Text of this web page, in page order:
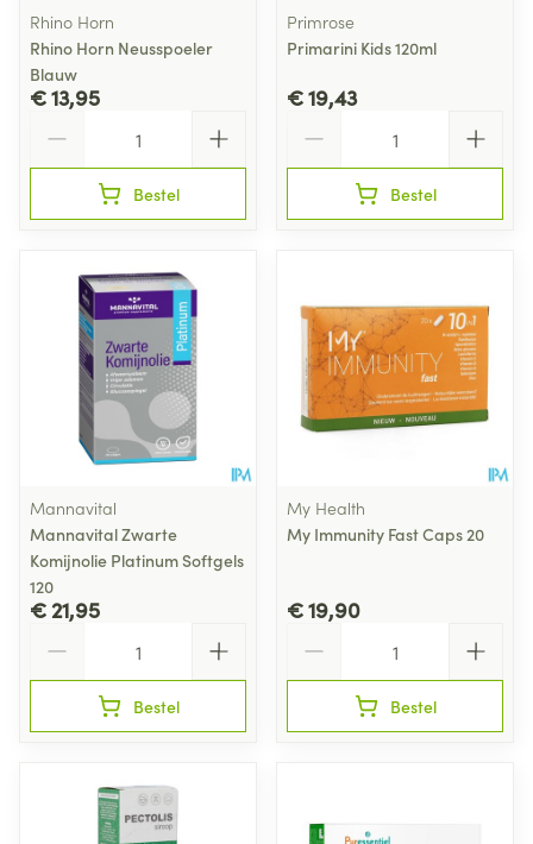
Rhino Horn
Rhino Horn Neusspoeler
Blauw
€ 13,95
Bestel
Primrose
Primarini Kids 120ml
€ 19,43
Bestel
Mannavital
Mannavital Zwarte
Komijnolie Platinum Softgels
120
€ 21,95
Bestel
My Health
My Immunity Fast Caps 20
€ 19,90
Bestel